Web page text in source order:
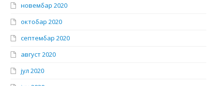
новембар 2020
октобар 2020
септембар 2020
август 2020
јул 2020